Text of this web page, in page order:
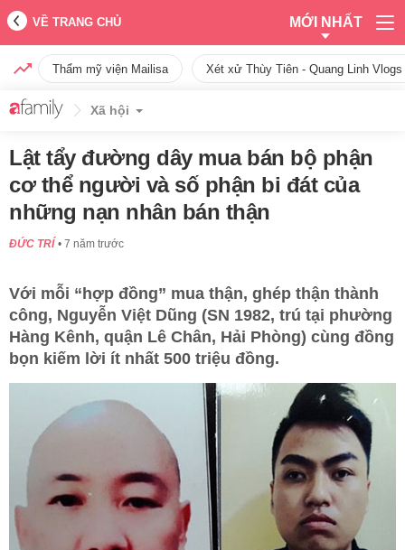
VỀ TRANG CHỦ MỚI NHẤT
Thẩm mỹ viện Mailisa Xét xử Thùy Tiên - Quang Linh
Xã hội
Lật tẩy đường dây mua bán bộ phận
cơ thể người và số phận bi đát của
những nạn nhân bán thận
ĐỨC TRÍ 7 năm trước
Với mỗi “hợp đồng” mua thận, ghép thận thành
công, Nguyễn Việt Dũng (SN 1982, trú tại phường
Hàng Kênh, quận Lê Chân, Hải Phòng) cùng đồng
bọn kiếm lời ít nhất 500 triệu đồng.